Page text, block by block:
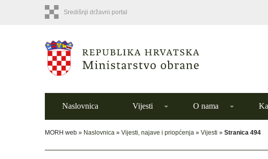
Središnji državni portal
Naslovnica Vijesti O nama
MORH web » Naslovnica » Vijesti, najave i priopćenja » Vijesti » Stranica 494